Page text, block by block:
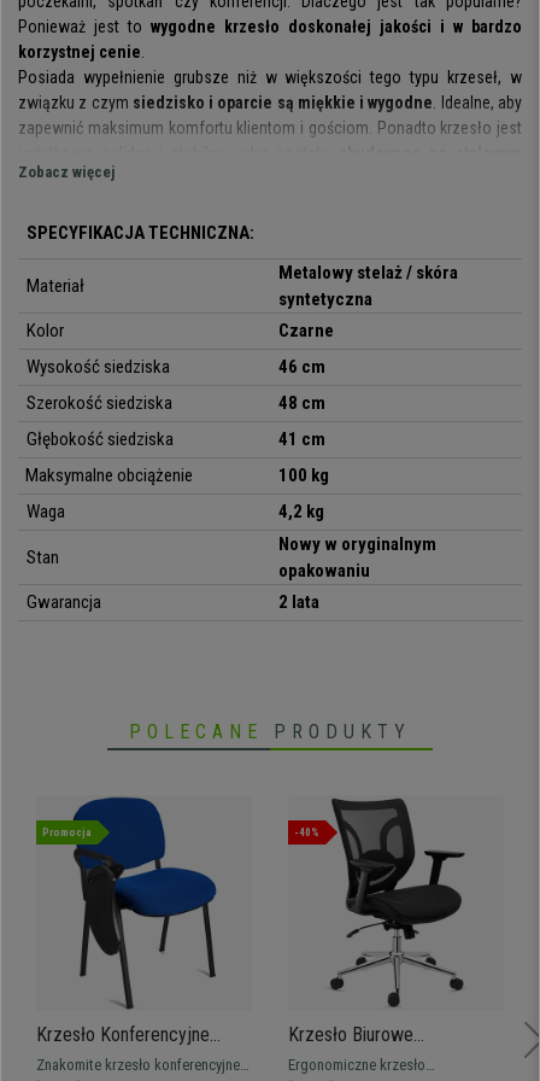
Ponieważ jest to wygodne krzesło doskonałej jakości i w bardzo
korzystnej cenie
Posiada wypełnienie grubsze niż w większości tego typu krzeseł, w
związku z czym siedzisko i oparcie są miękkie i wygodne . Idealne, aby
zapewnić maksimum komfortu klientom i gościom. Ponadto krzesło jest
stelażu z czterema nogami w kolorze czarnym.
Jest to model wyjątkowo praktyczny i do wielu zastosowań
recepcjach, oraz na konferencjach i bankietach. Jest tapicerowane
wysokiej jakości i łatwą w czyszczeniu ekoskórą
wielu kolorach
, więc możesz wybrać to, które najlepiej dopasuje się do
Warto podkreślić, że mamy do czynienia z bardzo wszechstronnym,
konferencyjne w super cenie, teraz dostępne na Krzesła Biurowe Pro.
Doskonałe do sal konferencyjnych
• Siedzisko i oparcie z grubym wypełnieniem
Wyjątkowo wytrzymałe: stalowy stelaż na czterech nogach
• Bardzo praktyczne i do wielu zastosowań
Zobacz więcej
SPECYFIKACJA TECHNICZNA:
Materiał
Metalowy stelaż / skóra
syntetyczna
Kolor
Czarne
Wysokość siedziska
46 cm
Szerokość siedziska
48 cm
Głębokość siedziska
41 cm
Maksymalne obciążenie
100 kg
Waga
4,2 kg
Stan
Nowy w oryginalnym
opakowaniu
Gwarancja
2 lata
POLECANE PRODUKTY
Promocja
Krzesło Konferencyjne
MOBY ze składanym
Znakomite krzesło konferencyjne
-40%
Krzesło Biurowe
Ergonomiczne LAMBO PRO,
Ergonomiczne krzesło